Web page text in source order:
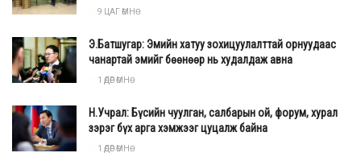
жүжигчид кино, тоглоом, виртуал контентын
жүжигчид ядрахгүй, хөгшрөхгүй, “эго” байхгүй зэрэг давуу
талтай гэж үзэх талууд ч байна. О
дүрүүдээр контент бүтээх оролдлогоо хэдийнэ эхлүүлээд
байна.
9 ЦАГ ӨМНӨ
Э.Батшугар: Эмийн хатуу зохицуулалттай орнуудаас
чанартай эмийг бөөнөөр нь худалдаж авна
1 ӨДӨР ӨМНӨ
Н.Учрал: Бүсийн чуулган, салбарын ой, форум, хурал
зэрэг бүх арга хэмжээг цуцалж байна
1 ӨДӨР ӨМНӨ